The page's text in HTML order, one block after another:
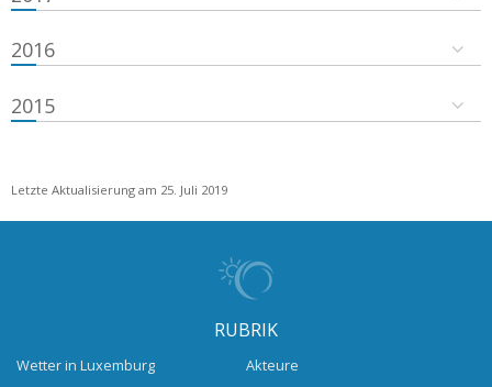
2016
2015
Letzte Aktualisierung am 25. Juli 2019
RUBRIK
Wetter in Luxemburg
Akteure